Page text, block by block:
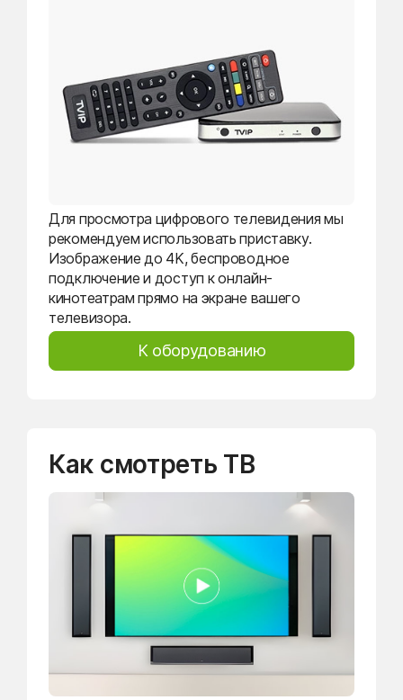
Для просмотра цифрового телевидения мы
рекомендуем использовать приставку.
Изображение до 4K, беспроводное
подключение и доступ к онлайн-
кинотеатрам прямо на экране вашего
телевизора.
К оборудованию
Как смотреть ТВ